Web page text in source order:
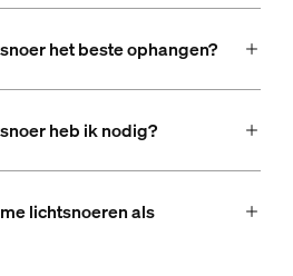
het beste ophangen?
heb ik nodig?
lichtsnoeren als